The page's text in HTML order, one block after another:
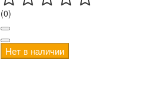
(0)
Нет в наличии